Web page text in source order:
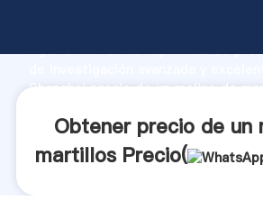
Agarrando fuerte capacidad de
Shanghai precio de un molino de
Obtener precio de un
martillos Precio(